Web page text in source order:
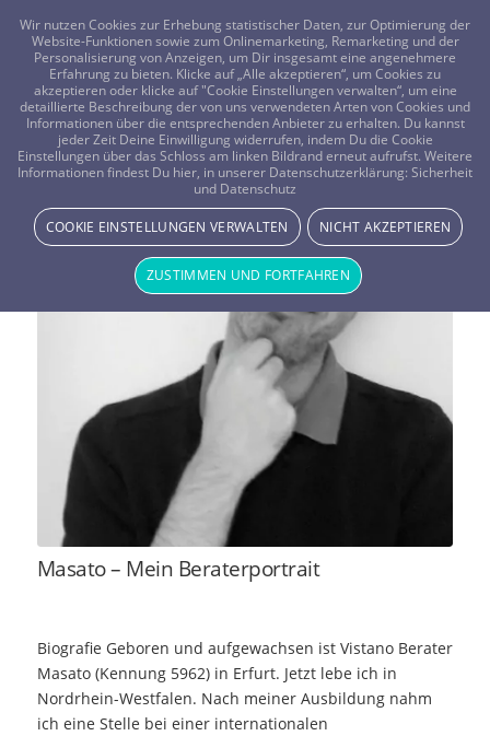
FRAGEN? KOSTENLOS ANRUFEN: 0800-8478266
Vistano Berater Blogs
Masato – Mein Beraterportrait
Biografie Geboren und aufgewachsen ist Vistano Berater
Masato (Kennung 5962) in Erfurt. Jetzt lebe ich in
Nordrhein-Westfalen. Nach meiner Ausbildung nahm
ich eine Stelle bei einer internationalen
Wir nutzen Cookies zur Erhebung statistischer Daten, zur Optimierung der
Website-Funktionen sowie zum Onlinemarketing, Remarketing und der
Personalisierung von Anzeigen, um Dir insgesamt eine angenehmere
Erfahrung zu bieten. Klicke auf „Alle akzeptieren“, um Cookies zu
akzeptieren oder klicke auf "Cookie Einstellungen verwalten“, um eine
detaillierte Beschreibung der von uns verwendeten Arten von Cookies und
Informationen über die entsprechenden Anbieter zu erhalten. Du kannst
jeder Zeit Deine Einwilligung widerrufen, indem Du die Cookie
Einstellungen über das Schloss am linken Bildrand erneut aufrufst. Weitere
Informationen findest Du hier, in unserer Datenschutzerklärung: Sicherheit
und Datenschutz
COOKIE EINSTELLUNGEN VERWALTEN NICHT AKZEPTIEREN
ZUSTIMMEN UND FORTFAHREN